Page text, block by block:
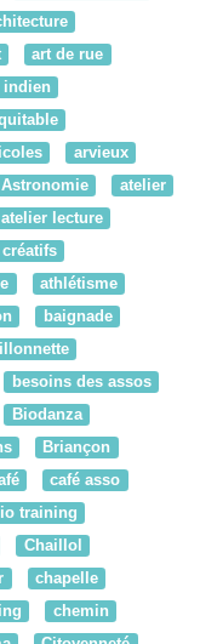
art de rue
indien
arvieux
Astronomie
atelier
atelier lecture
athlétisme
baignade
besoins des assos
Biodanza
Briançon
café asso
training
Chaillol
chapelle
chemin